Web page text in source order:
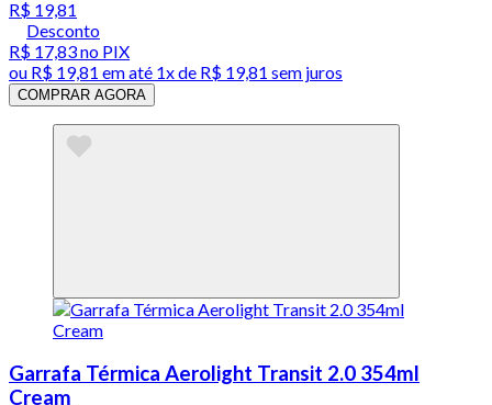
R$ 19,81
Desconto
R$ 17,83no PIX
ou R$ 19,81 em até 1x de R$ 19,81 sem juros
COMPRAR AGORA
Garrafa Térmica Aerolight Transit 2.0 354ml
Cream